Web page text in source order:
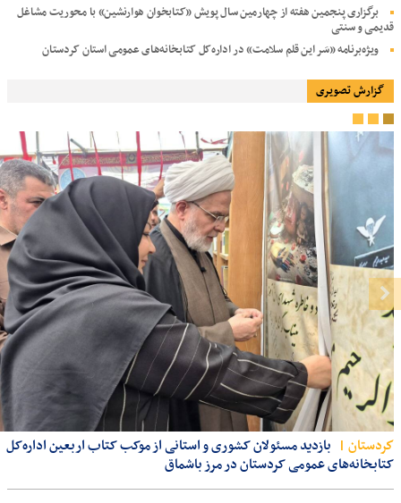
برگزاری پنجمین هفته از چهارمین سال پویش «کتابخوان هوارنشین» با محوریت مشاغل
قدیمی و سنتی
ویژه‌برنامه «سَر این قلم سلامت» در اداره‌کل کتابخانه‌های عمومی استان کردستان
گزارش تصویری
كردستان
بازدید مسئولان کشوری و استانی از موکب کتاب اربعین اداره‌کل
کتابخانه‌های عمومی کردستان در مرز باشماق